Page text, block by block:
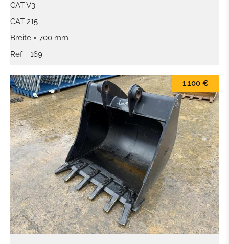
CAT V3
CAT 215
Breite = 700 mm
Ref = 169
1.100 €